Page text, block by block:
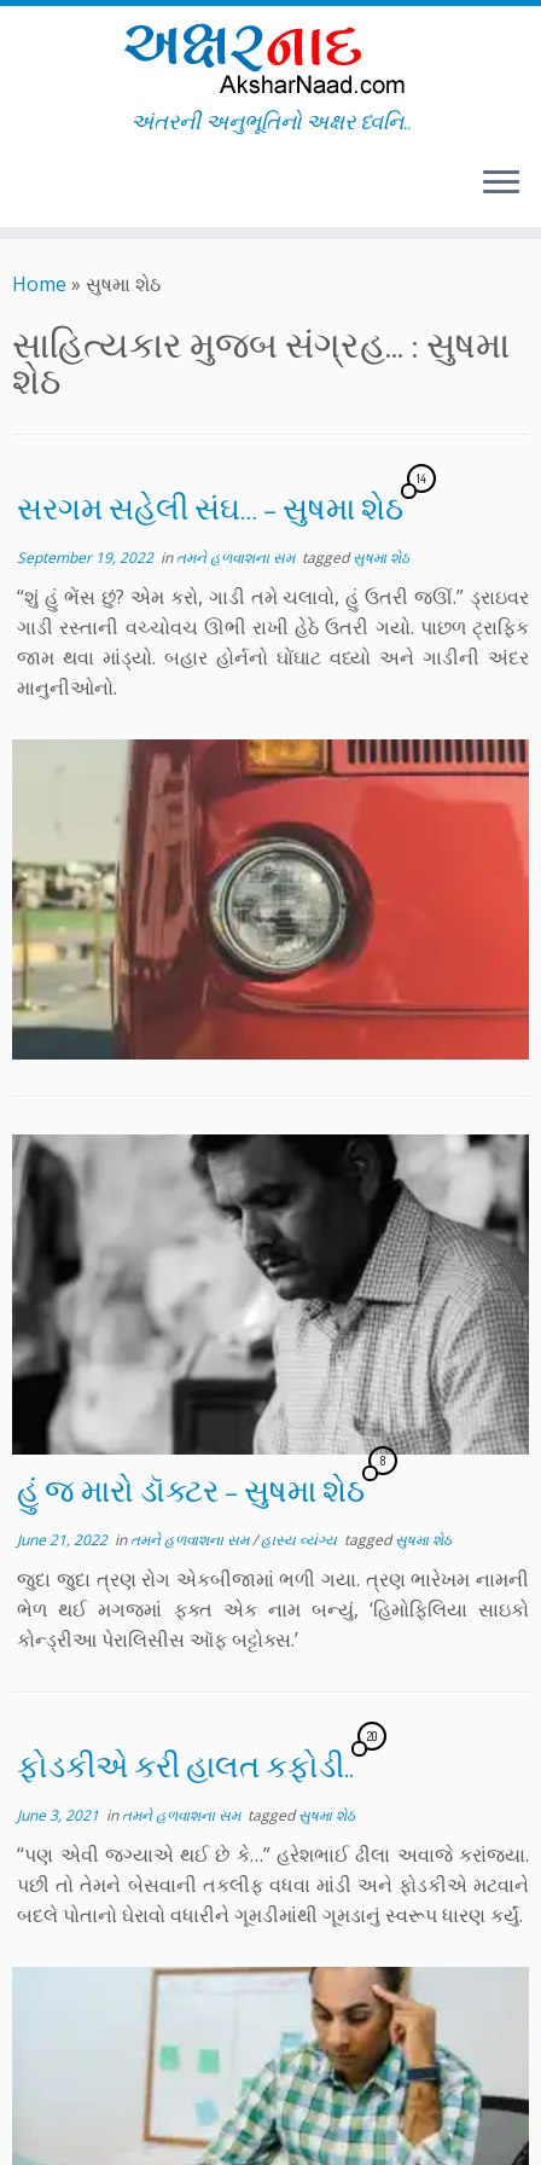
to
અંતરની અનુભૂતિનો અક્ષર ધ્વનિ..
Home » સુષમા શેઠ
સાહિત્યકાર મુજબ સંગ્રહ... : સુષમા
શેઠ
સરગમ સહેલી સંઘ… – સુષમા શેઠ
14
September 19, 2022inતમને હળવાશના સમ taggedસુષમા શેઠ
“શું હું ભેંસ છું? એમ કરો, ગાડી તમે ચલાવો, હું ઉતરી જઊં.” ડ્રાઇવર
ગાડી રસ્તાની વચ્ચોવચ ઊભી રાખી હેઠે ઉતરી ગયો. પાછળ ટ્રાફિક
જામ થવા માંડ્યો. બહાર હોર્નનો ઘોંઘાટ વધ્યો અને ગાડીની અંદર
માનુનીઓનો.
હું જ મારો ડૉક્ટર – સુષમા શેઠ
8
June 21, 2022inતમને હળવાશના સમ/હાસ્ય વ્યંગ્ય taggedસુષમા શેઠ
જુદા જુદા ત્રણ રોગ એકબીજામાં ભળી ગયા. ત્રણ ભારેખમ નામની
ભેળ થઈ મગજમાં ફક્ત એક નામ બન્યું, ‘હિમોફિલિયા સાઇકો
કોન્ડ્રીઆ પેરાલિસીસ ઑફ બટ્ટોક્સ.’
ફોડકીએ કરી હાલત કફોડી..
20
June 3, 2021 inતમને હળવાશના સમ taggedસુષમા શેઠ
“પણ એવી જગ્યાએ થઈ છે કે…” હરેશભાઈ ઢીલા અવાજે કરાંજ્યા.
પછી તો તેમને બેસવાની તકલીફ વધવા માંડી અને ફોડકીએ મટવાને
બદલે પોતાનો ઘેરાવો વધારીને ગૂમડીમાંથી ગૂમડાનું સ્વરૂપ ધારણ કર્યું.